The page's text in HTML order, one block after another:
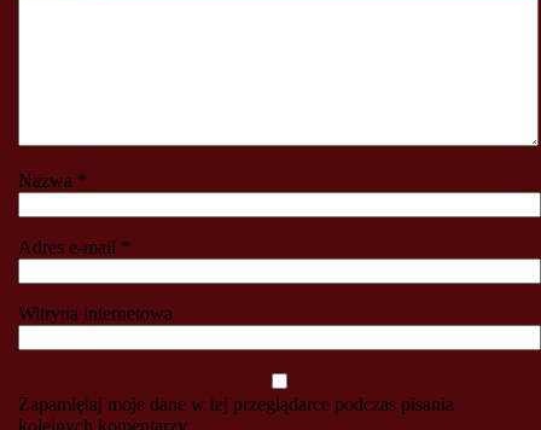
Nazwa *
Adres e-mail *
Witryna internetowa
Zapamiętaj moje dane w tej przeglądarce podczas pisania